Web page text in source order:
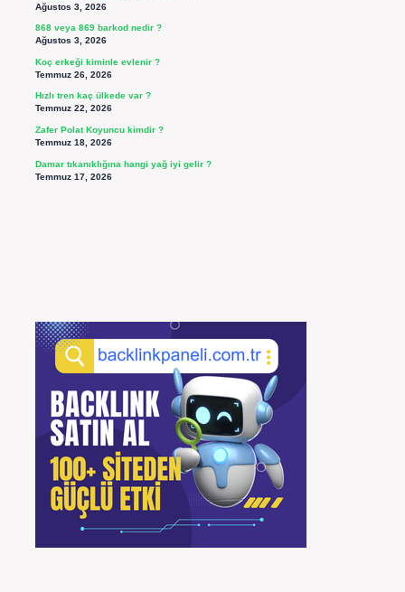
Ağustos 3, 2026
868 veya 869 barkod nedir ?
Ağustos 3, 2026
Koç erkeği kiminle evlenir ?
Temmuz 26, 2026
Hızlı tren kaç ülkede var ?
Temmuz 22, 2026
Zafer Polat Koyuncu kimdir ?
Temmuz 18, 2026
Damar tıkanıklığına hangi yağ iyi gelir ?
Temmuz 17, 2026